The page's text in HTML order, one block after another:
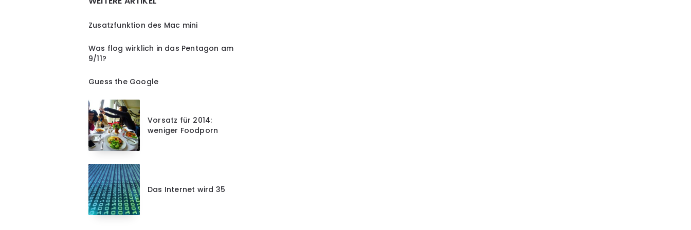
Zusatzfunktion des Mac mini
Was flog wirklich in das Pentagon am
9/11?
Guess the Google
Vorsatz für 2014:
weniger Foodporn
Das Internet wird 35